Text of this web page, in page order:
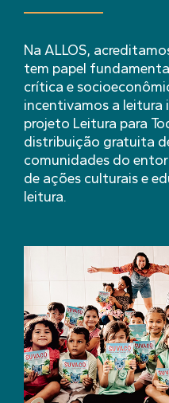
Na ALLOS,
tem papel
crítica e
incentivamos a
projeto Leitura para
distribuição gratuita
comunidades do
de ações culturais e
leitura.